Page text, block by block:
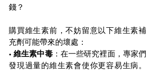
錢？
購買維生素前，不妨留意以下維生素補
充劑可能帶來的壞處：
• 維生素中毒：在一些研究裡面，專家們
發現過量的維生素會使你更容易生病。